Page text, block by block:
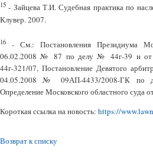
15 - Зайцева Т.И. Судебная практика по
Клувер. 2007.
16
- См.: Постановления Президиума
06.02.2008 № 87 по делу № 44г-39 и
44г-321/07, Постановление Девятого
04.05.2008 № 09АП-4433/2008-ГК по
Определение Московского областного суда
Короткая ссылка на новость: https://
Возврат к списку